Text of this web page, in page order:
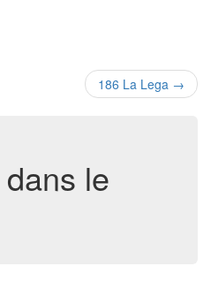
186 La Lega →
le